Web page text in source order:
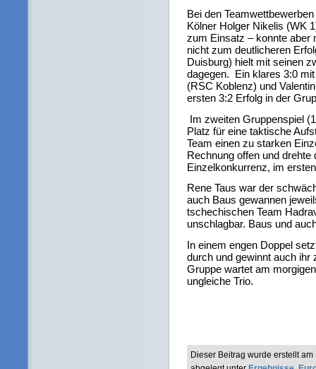
Bei den
Kölner Holger Nikelis (WK
zum Einsatz – konnte aber
nicht zum deutlicheren
Duisburg) hielt mit seinen
dagegen. Ein klares 3:0
(RSC Koblenz) und
ersten 3:2 Erfolg in der
Im zweiten Gruppenspiel
Platz für eine taktische
Team einen zu starken
Rechnung offen und
Einzelkonkurrenz, im
Rene Taus war der
auch Baus gewannen
tschechischen Team
unschlagbar. Baus und
In einem engen Doppel
durch und gewinnt auch
Gruppe wartet am
ungleiche Trio.
Dieser Beitrag wurde erstellt